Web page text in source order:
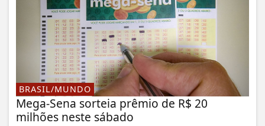
BRASIL/MUNDO
Mega-Sena sorteia prêmio de R$ 20
milhões neste sábado